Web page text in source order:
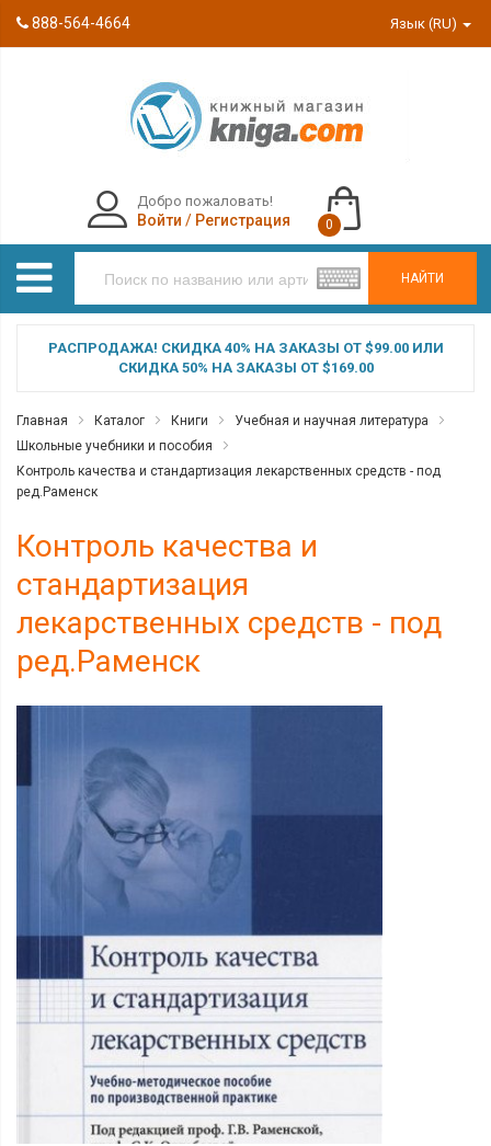
888-564-4664 Язык (RU)
НАЙТИ
Добро пожаловать!
Войти / Регистрация 0
РАСПРОДАЖА! СКИДКА 40% НА ЗАКАЗЫ ОТ $99.00 ИЛИ
СКИДКА 50% НА ЗАКАЗЫ ОТ $169.00
Главная Каталог Книги
Учебная и научная литература
Школьные учебники и пособия
Контроль качества и стандартизация лекарственных средств - под
ред.Раменск
Контроль качества и
стандартизация
лекарственных средств - под
ред.Раменск